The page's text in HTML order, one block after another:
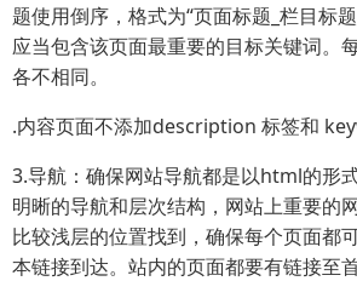
题使用倒序，格式为“页面标题_栏目标
应当包含该页面最重要的目标关键词。
各不相同。
.内容页面不添加description 标签和
3.导航：确保网站导航都是以html的形
明晰的导航和层次结构，网站上重要的
比较浅层的位置找到，确保每个页面都
本链接到达。站内的页面都要有链接至